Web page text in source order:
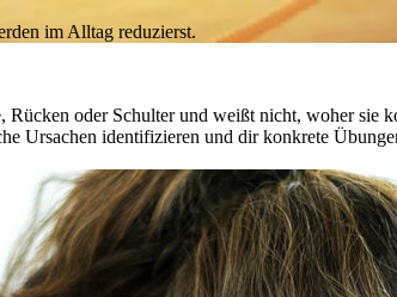
im Alltag reduzierst.
oder Schulter und weißt nicht, woher sie
Ursachen identifizieren und dir konkrete